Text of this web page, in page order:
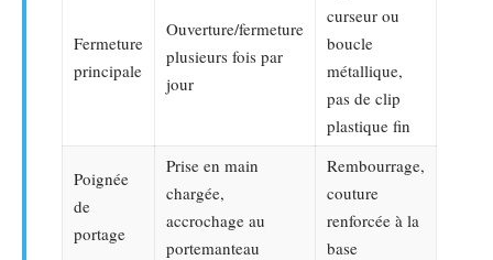
Fermeture
principale
Ouverture/fermeture
plusieurs fois par
jour
curseur ou
boucle
métallique,
pas de clip
plastique fin
Poignée
de
portage
Prise en main
chargée,
accrochage au
portemanteau
Rembourrage,
couture
renforcée à la
base